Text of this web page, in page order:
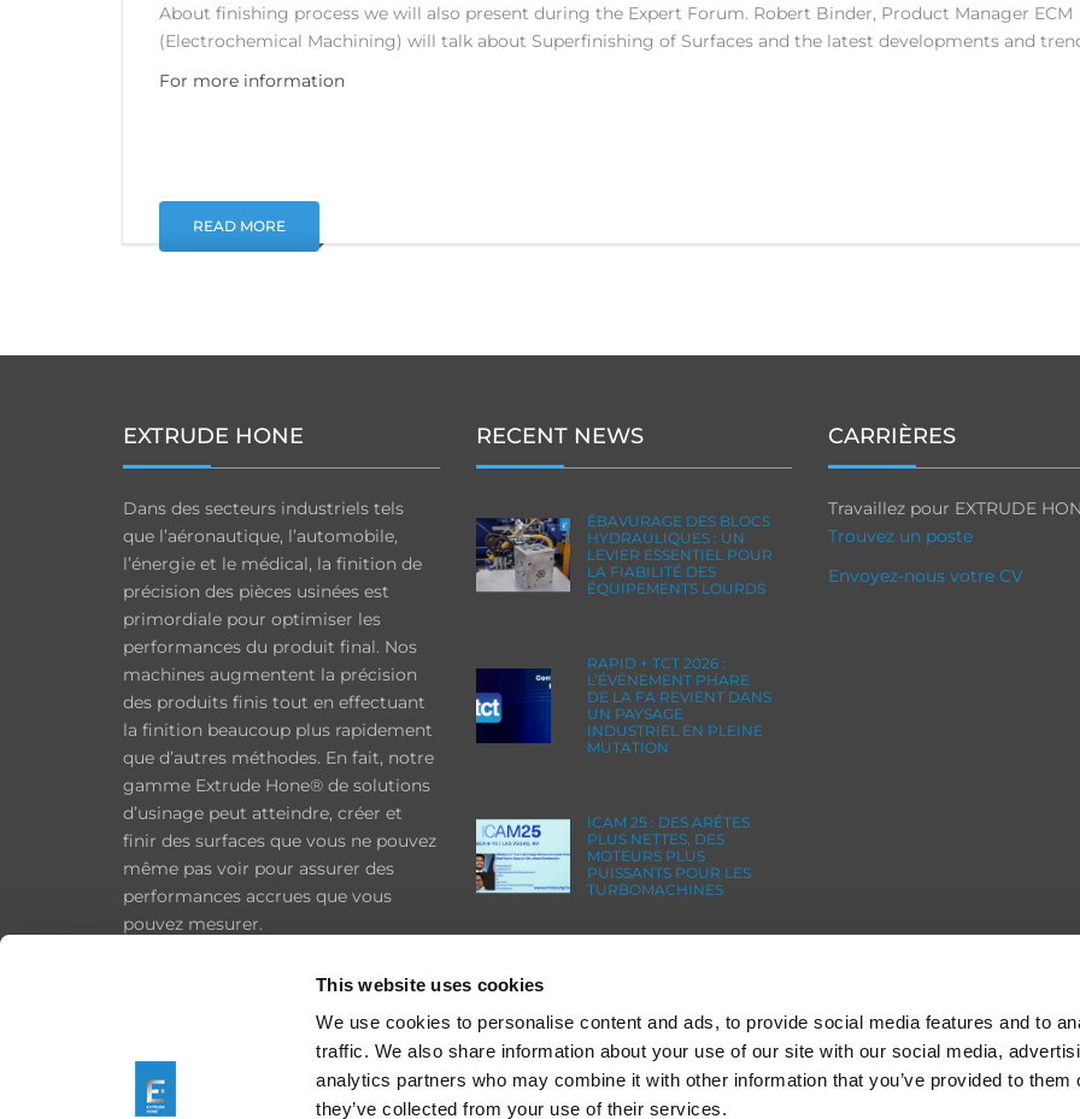
This website uses cookies
We use cookies to personalise content and ads, to provide social media features and to
traffic. We also share information about your use of our site with our social media,
analytics partners who may combine it with other information that you’ve provided to them
they’ve collected from your use of their services.
About finishing process we will also present during the Expert Forum. Robert Binder, Product Manager ECM
(Electrochemical Machining) will talk about Superfinishing of Surfaces and the latest developments and
For more information
READ MORE
EXTRUDE HONE
Dans des secteurs industriels tels
que l’aéronautique, l’automobile,
l’énergie et le médical, la finition de
précision des pièces usinées est
primordiale pour optimiser les
performances du produit final. Nos
machines augmentent la précision
des produits finis tout en effectuant
la finition beaucoup plus rapidement
que d’autres méthodes. En fait, notre
gamme Extrude Hone® de solutions
d’usinage peut atteindre, créer et
finir des surfaces que vous ne pouvez
même pas voir pour assurer des
performances accrues que vous
pouvez mesurer.
Conditions d’achat
RECENT NEWS
ÉBAVURAGE DES BLOCS
HYDRAULIQUES : UN
LEVIER ESSENTIEL POUR
LA FIABILITÉ DES
ÉQUIPEMENTS LOURDS
RAPID + TCT 2026 :
L’ÉVÉNEMENT PHARE
DE LA FA REVIENT DANS
UN PAYSAGE
INDUSTRIEL EN PLEINE
MUTATION
ICAM 25 : DES ARÊTES
PLUS NETTES, DES
MOTEURS PLUS
PUISSANTS POUR LES
TURBOMACHINES
L’INNOVATION ET DE LA
PERFORMANCE EN
ORTHOPÉDIE
CARRIÈRES
Travaillez pour EXTRUDE
Trouvez un poste
Envoyez-nous votre CV